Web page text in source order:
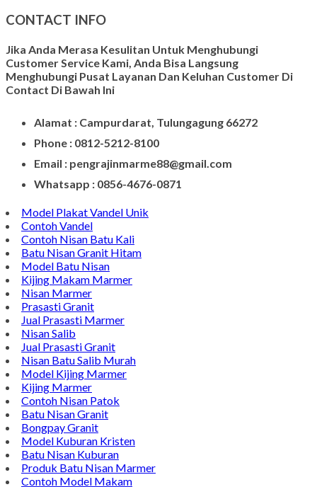
CONTACT INFO
Jika Anda Merasa Kesulitan Untuk Menghubungi
Customer Service Kami, Anda Bisa Langsung
Menghubungi Pusat Layanan Dan Keluhan Customer Di
Contact Di Bawah Ini
Alamat : Campurdarat, Tulungagung 66272
Phone : 0812-5212-8100
Email : pengrajinmarme88@gmail.com
Whatsapp : 0856-4676-0871
Model Plakat Vandel Unik
Contoh Vandel
Contoh Nisan Batu Kali
Batu Nisan Granit Hitam
Model Batu Nisan
Kijing Makam Marmer
Nisan Marmer
Prasasti Granit
Jual Prasasti Marmer
Nisan Salib
Jual Prasasti Granit
Nisan Batu Salib Murah
Model Kijing Marmer
Kijing Marmer
Contoh Nisan Patok
Batu Nisan Granit
Bongpay Granit
Model Kuburan Kristen
Batu Nisan Kuburan
Produk Batu Nisan Marmer
Contoh Model Makam